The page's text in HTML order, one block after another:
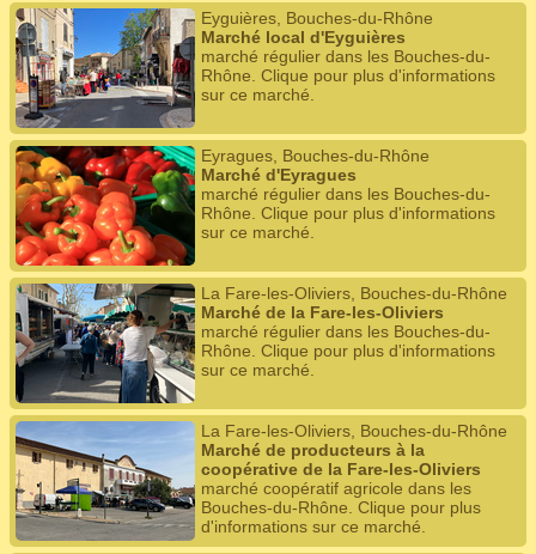
Eyguières, Bouches-du-Rhône
Marché local d'Eyguières
marché régulier dans les Bouches-du-
Rhône. Clique pour plus d'informations
sur ce marché.
Eyragues, Bouches-du-Rhône
Marché d'Eyragues
marché régulier dans les Bouches-du-
Rhône. Clique pour plus d'informations
sur ce marché.
La Fare-les-Oliviers, Bouches-du-Rhône
Marché de la Fare-les-Oliviers
marché régulier dans les Bouches-du-
Rhône. Clique pour plus d'informations
sur ce marché.
La Fare-les-Oliviers, Bouches-du-Rhône
Marché de producteurs à la
coopérative de la Fare-les-Oliviers
marché coopératif agricole dans les
Bouches-du-Rhône. Clique pour plus
d'informations sur ce marché.